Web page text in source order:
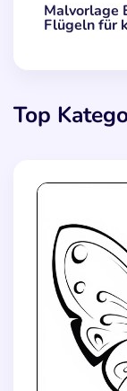
Malvorlage
Flügeln für
Top